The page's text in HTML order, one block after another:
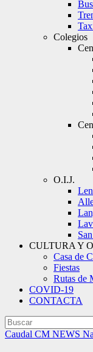
Bus
Colegios
O.I.J.
CULTURA Y
Casa de
Fiestas
Rutas de
COVID-19
CONTACTA
Caudal CM NEWS